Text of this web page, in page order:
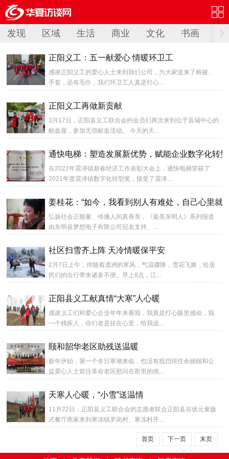
发现 区域 生活 商业 文化 书画 阅
正阳义工：五一献爱心 情暖环卫工
感谢正阳义工的爱心人士来到我们公司，为大家送来了棉被、
手套，还有毛巾，我们环卫工人真是打心...
正阳义工再做新贡献
3月17日，正阳县义工联合会的会员们再次来到位于县城中心的
献血屋，参加无偿献血活动。 今天的天...
通快电梯：塑造发展新优势，赋能企业数字化转型
在2022年震泽镇新春经济工作表彰大会上，通快电梯荣获了
2021年度震泽镇数字化转型奖，接受了震泽...
姜桂花：“如今，我看到别人有难处，自己心里就
弘扬社会正能量、传播人间真善美，《最美东明人》系列报道
由东明县梦想电子有限公司冠名支持、...
社区扫雪齐上阵 天冷情暖保平安
2月7日上午，伴随着凛冽的寒风，气温骤降，雪花飞舞，给居
民们的出行带来诸多不便。早上8点，江...
正阳县义工献真情“大寒”人心暖
感谢义工们和爱心企业年年来看我，我真是打心眼里感动，我
一个残疾人，你们老是挂在心里，给我送...
颐和韶华老区助残送温暖
新年伊始，第一个冬日寒潮来临，也没有抵挡得住余姚颐和公
益爱心人士前往革命老区慰问在那里的残...
天寒人心暖，“小雪”送温情
11月22日，正阳县义工联合会的志愿者联合正阳县谷状元量贩
式餐厅商家来到寒冻镇罗岗村、寒冻村开...
首页 下一页 末页